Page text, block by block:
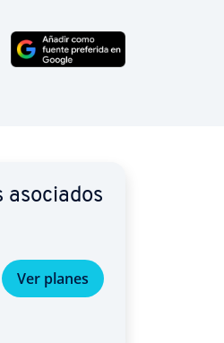
TwitterLinkedIn
asociados
Ver planes